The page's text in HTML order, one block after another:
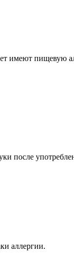
имеют пищевую
после
аллергии.